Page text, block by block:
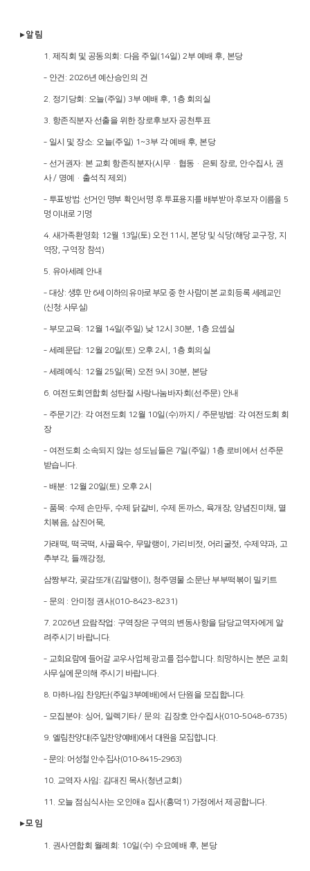
▸알 림
1. 제직회 및 공동의회 : 다음 주일(14일) 2부 예배 후, 본당
‑ 안건 : 2026년 예산승인의 건
2. 정기당회 : 오늘(주일) 3부 예배 후, 1 층 회의실
3. 항존직분자 선출을 위한 장로후보자 공천투표
‑ 일시 및 장소: 오늘(주일) 1~3부 각 예배 후, 본당
‑ 선거권자: 본 교회 항존직분자(시무 · 협동 · 은퇴 장로, 안수집사, 권
사/ 명예 · 출석직 제외 )
‑ 투표방법: 선거인 명부 확인서명 후 투표용지를 배부받아 후보자 이름을 5
명 이내로 기명
4. 새가족환영회 : 12월 13일(토) 오전 11시 , 본당 및 식당(해당 교구장, 지
역장,구역장 참석)
5. 유아세례 안내
‑ 대상: 생후 만 6세 이하의 유아로 부모 중 한 사람이 본 교회 등록 세례교인
(신청: 사무실)
‑ 부모교육: 12월 14일(주일) 낮 12시 30분, 1 층 요셉실
‑ 세례문답: 12월 20일(토) 오후2시 , 1 층 회의실
‑ 세례예식 : 12월 25일(목) 오전 9시 30분, 본당
6. 여전도회연합회 성탄절 사랑나눔바자회 (선주문) 안내
‑ 주문기간: 각 여전도회 12월 10일 (수)까지 / 주문방법 : 각 여전도회 회
장
‑ 여전도회 소속되지 않는 성도님들은 7일 (주일) 1 층 로비에서 선주문
받습니다.
‑ 배분: 12월 20일(토) 오후2시
‑ 품목: 수제 손만두, 수제 닭갈비 , 수제 돈까스, 육개장, 양념진미채 , 멸
치볶음,삼진어묵,
가래떡,떡국떡 , 사골육수, 무말랭이 , 가리비젓, 어리굴젓, 수제약과, 고
추부각, 들깨강정,
삼짱부각, 곶감또개 (김말랭이 ), 청주명물 소문난 부부떡볶이 밀키트
‑ 문의 : 안미정 권사(010‑8423‑8231)
7. 2026년 요람작업 : 구역장은 구역의 변동사항을 담당교역자에게 알
려주시기 바랍니다.
‑ 교회요람에 들어갈 교우사업체 광고를 접수합니다. 희망하시는 분은 교회
사무실에 문의해 주시기 바랍니다.
8. 마하나임 찬양단(주일 3부예배)에서 단원을 모집합니다.
‑ 모집분야: 싱어 , 일렉기타/ 문의 : 김장호 안수집사(010‑5048‑6735)
9. 엘림찬양대 (주일찬양예배)에서 대원을 모집합니다.
‑ 문의 : 어성철 안수집사(010‑8415‑2963)
10. 교역자 사임 : 김대진 목사(청년교회 )
11. 오늘 점심식사는 오인애 a 집사(흥덕 1) 가정에서 제공합니다.
▸모 임
1. 권사연합회 월례회 : 10일 (수) 수요예배 후, 본당